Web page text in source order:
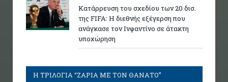
Κατάρρευση του σχεδίου των 20 δισ.
της FIFA: Η διεθνής εξέγερση που
ανάγκασε τον Ινφαντίνο σε άτακτη
υποχώρηση
Η ΤΡΙΛΟΓΙΑ “ΖΑΡΙΑ ΜΕ ΤΟΝ ΘΑΝΑΤΟ”